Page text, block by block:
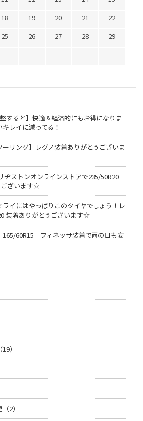
18 19 20 21
22
25 26 27 28
29
すると】快適＆経済的にもお得になりま
レイに減ってる！
ーリング】レグノ装着ありがとうございま
ヂストンオンラインストアで235/50R20
ございます☆
ライにはやっぱりこのタイヤでしょう！レ
装着ありがとうございます☆
165/60R15 フィネッサ装着で雨の日も安
）
2）